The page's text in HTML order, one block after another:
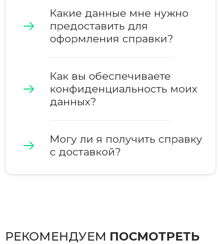
Какие данные мне нужно
предоставить для
оформления справки?
Как вы обеспечиваете
конфиденциальность моих
данных?
Могу ли я получить справку
с доставкой?
РЕКОМЕНДУЕМ ПОСМОТРЕТЬ